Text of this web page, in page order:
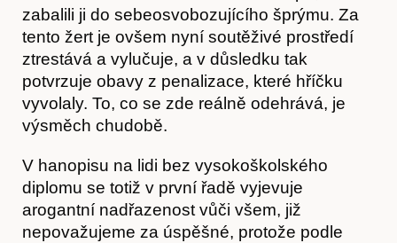
Obchod
zabalili ji do sebeosvobozujícího šprýmu. Za
tento žert je ovšem nyní soutěživé prostředí
ztrestává a vylučuje, a v důsledku tak
potvrzuje obavy z penalizace, které hříčku
vyvolaly. To, co se zde reálně odehrává, je
výsměch chudobě.
V hanopisu na lidi bez vysokoškolského
diplomu se totiž v první řadě vyjevuje
arogantní nadřazenost vůči všem, již
nepovažujeme za úspěšné, protože podle